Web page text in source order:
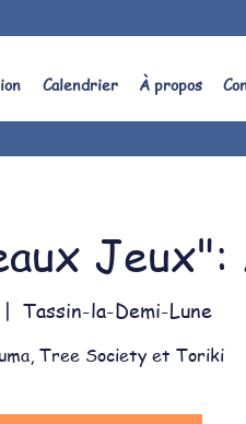
Calendrier À propos
Tassin-la-Demi-Lune
Tree Society et Toriki